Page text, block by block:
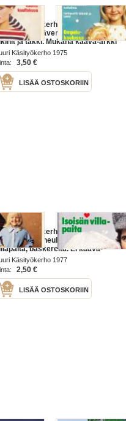
Käsityökerho 6/1975.
kesäverho, kaitaliina,
ja takki. Mukana kaava-arkki
kaksi jakkua jne. Katso sisältö
Käsityökerho 1975
3,50 €
LISÄÄ OSTOSKORIIN
Käsityökerho 2/1977.
muotineuleita, isoisän
baskereita. EI kaava-
Käsityökerho 1977
2,50 €
LISÄÄ OSTOSKORIIN